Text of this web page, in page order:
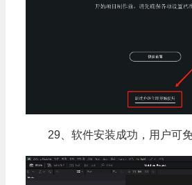
29、软件安装成功，用户可